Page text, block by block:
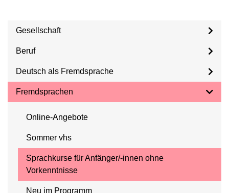
Gesellschaft
Beruf
Deutsch als Fremdsprache
Fremdsprachen
Online-Angebote
Sommer vhs
Sprachkurse für Anfänger/-innen ohne
Vorkenntnisse
Neu im Programm